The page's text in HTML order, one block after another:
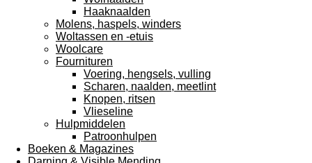
Haaknaalden
Molens, haspels, winders
Woltassen en -etuis
Woolcare
Fournituren
Voering, hengsels, vulling
Scharen, naalden, meetlint
Knopen, ritsen
Vlieseline
Hulpmiddelen
Patroonhulpen
Boeken & Magazines